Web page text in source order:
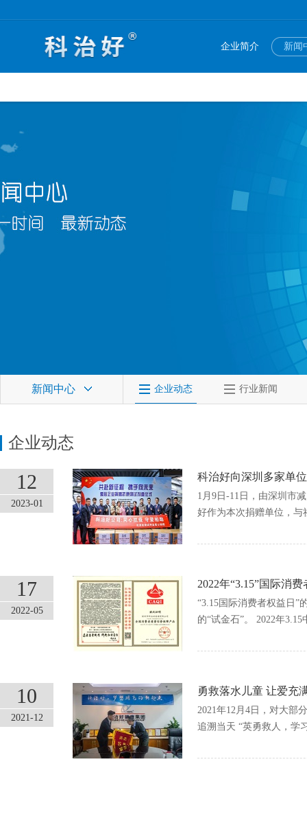
企业简介 新闻
新闻中心 企业动态 行业新闻
企业动态
12
2023-01
科治好向深圳多家单
1月9日-11日，由深圳市
好作为本次捐赠单位，与
17
2022-05
2022年“3.15”国际消
“3.15国际消费者权益日”
的“试金石”。 2022年
10
2021-12
勇救落水儿童 让爱充
2021年12月4日，对大部
追溯当天 “英勇救人，学